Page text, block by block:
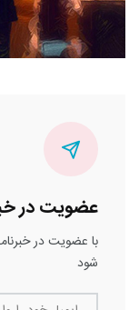
عضویت در
با عضویت در
شود